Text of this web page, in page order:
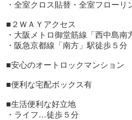
・全室クロス貼替・全室フローリ
■２ＷＡＹアクセス
・大阪メトロ御堂筋線「西中島南
・阪急京都線「南方」駅徒歩５分
■安心のオートロックマンション
■便利な宅配ボックス有
■生活便利な好立地
・ライフ…徒歩５分